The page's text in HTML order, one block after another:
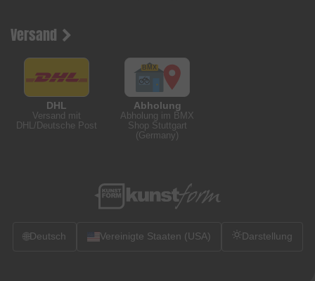
Versand
DHL
Versand mit
DHL/Deutsche Post
Abholung
Abholung im BMX
Shop Stuttgart
(Germany)
🌐Deutsch Vereinigte Staaten (USA) Darstellung